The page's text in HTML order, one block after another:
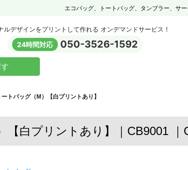
エコバッグ、トートバッグ、タンブラー、サ
デザインをプリントして作れる オンデマンドサービス！
24時間対応 050-3526-1592
ートバッグ（M）【白プリントあり】
【白プリントあり】｜CB9001 ｜